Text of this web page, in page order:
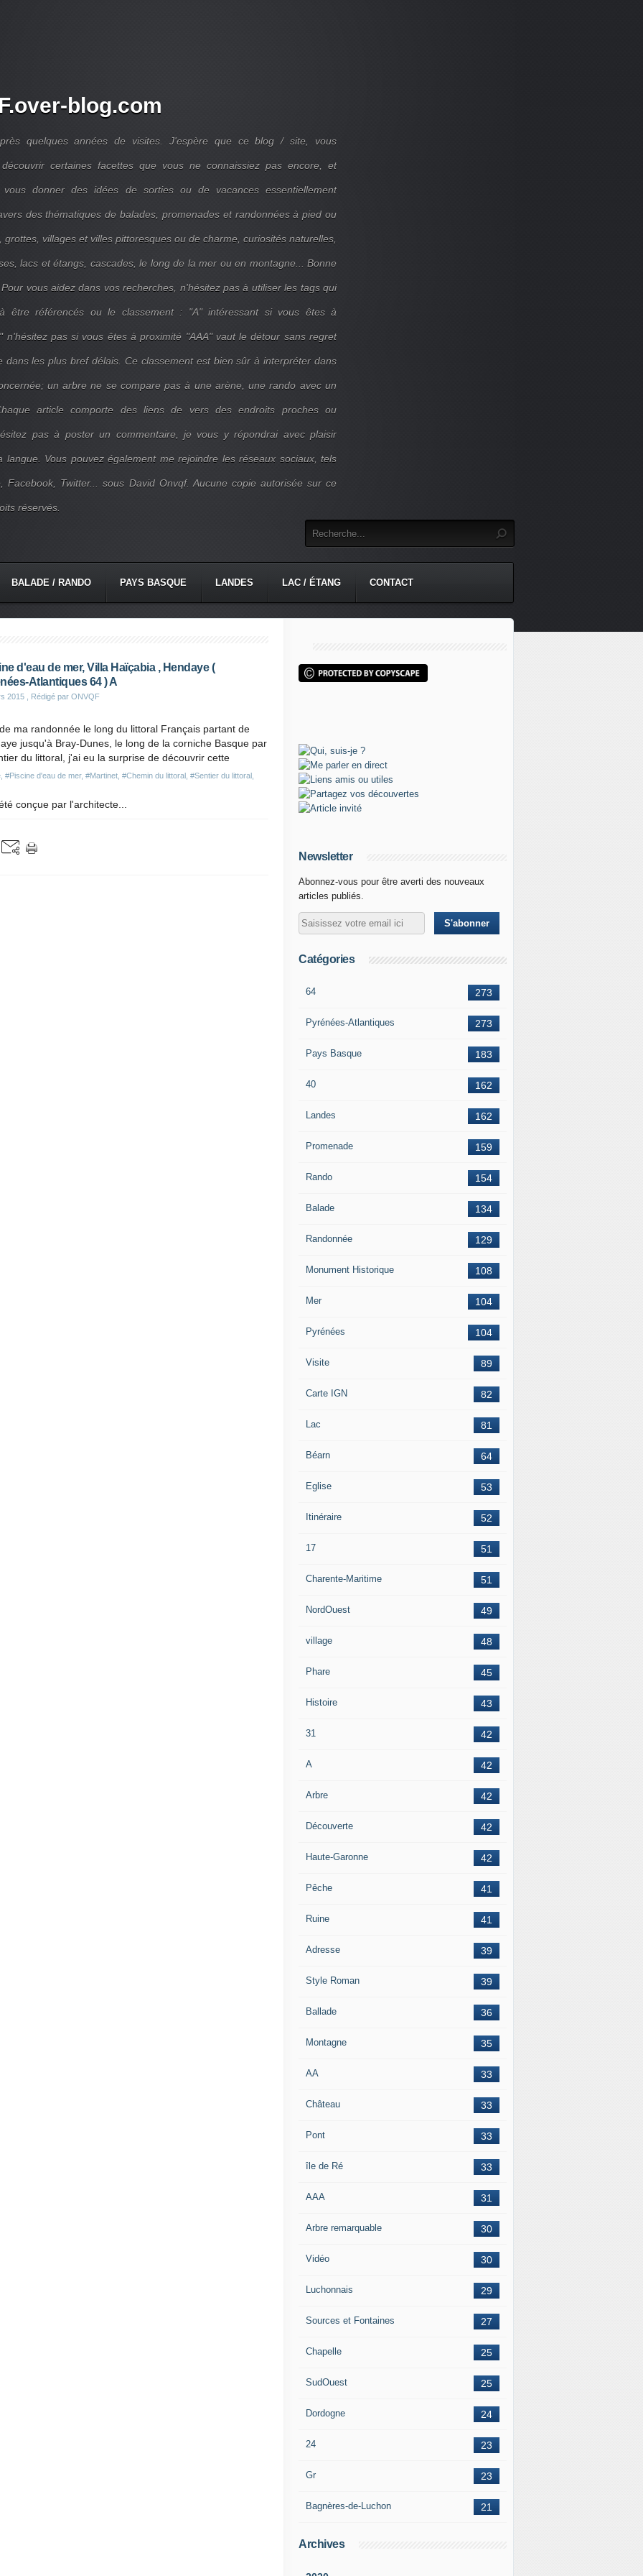
blog.com
quelques années de visites. J'espère que ce blog / site, vous
certaines facettes que vous ne connaissiez pas encore, et
vous donner des idées de sorties ou de vacances essentiellement
des thématiques de balades, promenades et randonnées à pied ou
grottes, villages et villes pittoresques ou de charme, curiosités naturelles,
lacs et étangs, cascades, le long de la mer ou en montagne... Bonne
vous aidez dans vos recherches, n'hésitez pas à utiliser les tags qui
être référencés ou le classement : "A" intéressant si vous êtes à
n'hésitez pas si vous êtes à proximité "AAA" vaut le détour sans regret
dans les plus bref délais. Ce classement est bien sûr à interpréter dans
un arbre ne se compare pas à une arène, une rando avec un
article comporte des liens de vers des endroits proches ou
pas à poster un commentaire, je vous y répondrai avec plaisir
langue. Vous pouvez également me rejoindre les réseaux sociaux, tels
Facebook, Twitter... sous David Onvqf. Aucune copie autorisée sur ce
réservés.
BALADE / RANDO PAYS BASQUE LANDES LAC / ÉTANG CONTACT
d'eau de mer, Villa Haïçabia , Hendaye (
Atlantiques 64 ) A
2015 , Rédigé par ONVQF
#Piscine d'eau de mer, #Martinet #Chemin du littoral #Sentier du littoral
ma randonnée le long du littoral Français partant de
jusqu'à Bray-Dunes, le long de la corniche Basque par
du littoral, j'ai eu la surprise de découvrir cette
conçue par l'architecte...
Newsletter
Abonnez-vous pour être averti des nouveaux
articles publiés.
Catégories
273
64
273
Pyrénées-Atlantiques
183
Pays Basque
162
40
162
Landes
159
Promenade
154
Rando
134
Balade
129
Randonnée
108
Monument Historique
104
Mer
104
Pyrénées
89
Visite
82
Carte IGN
81
Lac
64
Béarn
53
Eglise
52
Itinéraire
51
17
51
Charente-Maritime
49
NordOuest
48
village
45
Phare
43
Histoire
42
31
42
A
42
Arbre
42
Découverte
42
Haute-Garonne
41
Pêche
41
Ruine
39
Adresse
39
Style Roman
36
Ballade
35
Montagne
33
AA
33
Château
33
Pont
33
île de Ré
31
AAA
30
Arbre remarquable
30
Vidéo
29
Luchonnais
27
Sources et Fontaines
25
Chapelle
25
SudOuest
24
Dordogne
23
24
23
Gr
21
Bagnères-de-Luchon
Archives